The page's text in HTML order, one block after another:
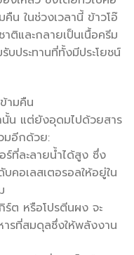
น ในช่วงเวลานี้ ข้าวโอ๊
ติและกลายเป็นเนื้อครีม
บประทานที่ทั้งมีประโยชน์
ามคืน
นั้น แต่ยังอุดมไปด้วยสาร
มอีกด้วย:
ร์ที่ละลายน้ำได้สูง ซึ่ง
คอเลสเตอรอลให้อยู่ใน
ร์ต หรือโปรตีนผง จะ
ารที่สมดุลซึ่งให้พลังงาน